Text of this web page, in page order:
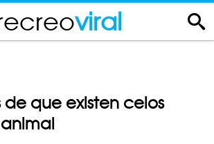
viral
de que existen celos